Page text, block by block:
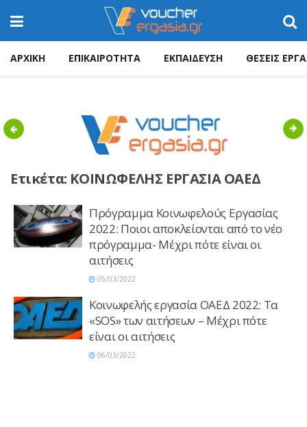
ΑΡΧΙΚΗ ΕΠΙΚΑΙΡΟΤΗΤΑ ΕΚΠΑΙΔΕΥΣΗ ΘΕΣΕΙΣ
Previous
Ετικέτα: ΚΟΙΝΩΦΕΛΗΣ ΕΡΓΑΣΙΑ ΟΑΕΔ
Πρόγραμμα Κοινωφελούς Εργασίας
2022: Ποιοι αποκλείονται από το νέο
πρόγραμμα- Μέχρι πότε είναι οι
αιτήσεις
05/03/2022
Κοινωφελής εργασία ΟΑΕΔ 2022: Τα
«SOS» των αιτήσεων – Mέχρι πότε
είναι οι αιτήσεις
06/03/2022